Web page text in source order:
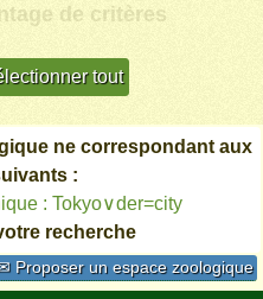
de critères
ne correspondant aux
:
: Tokyo∨der=city
recherche
Proposer un espace zoologique